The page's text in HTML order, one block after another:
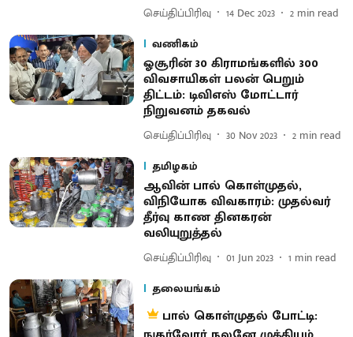
செய்திப்பிரிவு 14 Dec 2023 2 min read
வணிகம்
ஓசூரின் 30 கிராமங்களில் 300
விவசாயிகள் பலன் பெறும்
திட்டம்: டிவிஎஸ் மோட்டார்
நிறுவனம் தகவல்
செய்திப்பிரிவு 30 Nov 2023 2 min read
தமிழகம்
ஆவின் பால் கொள்முதல்,
விநியோக விவகாரம்: முதல்வர்
தீர்வு காண தினகரன்
வலியுறுத்தல்
செய்திப்பிரிவு 01 Jun 2023 1 min read
தலையங்கம்
பால் கொள்முதல் போட்டி: